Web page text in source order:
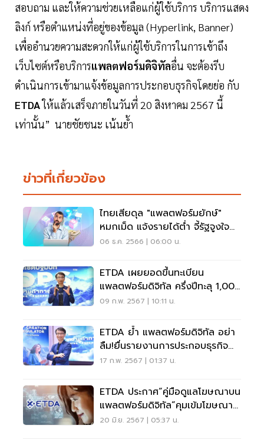
สอบถาม และให้ความช่วยเหลือแก่ผู้ใช้บริการ บริการแสดง
ลิงก์ หรือตำแหน่งที่อยู่ของข้อมูล (Hyperlink, Banner)
เพื่ออำนวยความสะดวกให้แก่ผู้ใช้บริการในการเข้าถึง
เว็บไซต์หรือบริการแพลตฟอร์มดิจิทัลอื่น จะต้องรีบ
ดำเนินการเข้ามาแจ้งข้อมูลการประกอบธุรกิจโดยย่อ กับ
ETDAให้แล้วเสร็จภายในวันที่ 20 สิงหาคม 2567 นี้
เท่านั้น” นายชัยชนะ เน้นย้ำ
ข่าวที่เกี่ยวข้อง
ไทยเสียดุล "แพลตฟอร์มยักษ์"
หมกเม็ด แจ้งรายได้ตํ่า จี้รัฐจูงใจ
เข้าระบบ
06 ธ.ค. 2566 | 06:00 น.
ETDA เผยยอดขึ้นทะเบียน
แพลตฟอร์มดิจิทัล ครึ่งปีทะลุ 1,000
ราย
09 ก.พ. 2567 | 10:11 น.
ETDA ย้ำ แพลตฟอร์มดิจิทัล อย่า
ลืม!ยื่นรายงานการประกอบธุรกิจ
ประจำปี 29 ก.พ.
17 ก.พ. 2567 | 01:37 น.
ETDA ประกาศ“คู่มือดูแลโฆษณาบน
แพลตฟอร์มดิจิทัล”คุมเข้มโฆษณา
ลวง-ผิดกม.
20 มิ.ย. 2567 | 05:37 น.